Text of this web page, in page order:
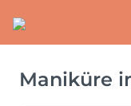
Maniküre